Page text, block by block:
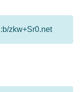
zkw+Sr0.net